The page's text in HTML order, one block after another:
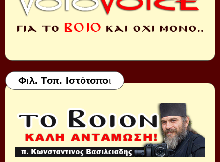
Φιλ. Τοπ. Ιστότοποι